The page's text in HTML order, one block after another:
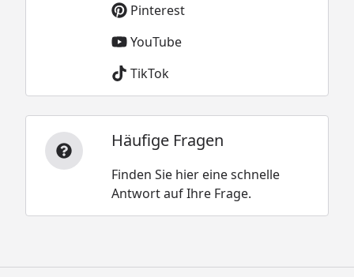
Pinterest
YouTube
TikTok
Häufige Fragen
Finden Sie hier eine schnelle
Antwort auf Ihre Frage.